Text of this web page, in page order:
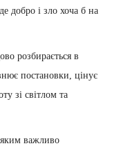
добро і зло хоча б на
розбирається в
постановки, цінує
зі світлом та
важливо